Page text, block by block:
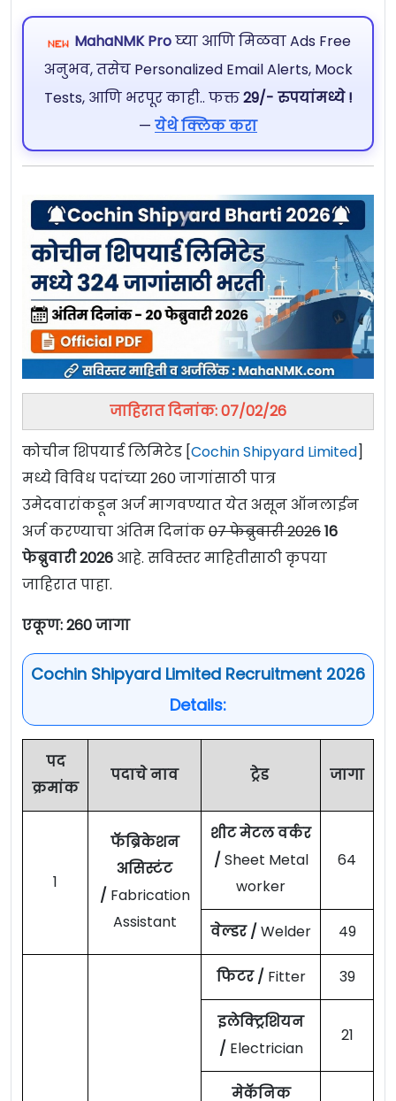
MahaNMK Proघ्या आणि मिळवा Ads Free
अनुभव, तसेच Personalized Email Alerts, Mock
Tests, आणि भरपूर काही.. फक्त29/- रुपयांमध्ये !
— येथे क्लिक करा
जाहिरात दिनांक: 07/02/26
कोचीन शिपयार्ड लिमिटेड [Cochin Shipyard Limited]
मध्ये विविध पदांच्या 260 जागांसाठी पात्र
उमेदवारांकडून अर्ज मागवण्यात येत असून ऑनलाईन
अर्ज करण्याचा अंतिम दिनांक07 फेब्रुवारी 202616
फेब्रुवारी 2026 आहे. सविस्तर माहितीसाठी कृपया
जाहिरात पाहा.
एकूण: 260 जागा
Cochin Shipyard Limited Recruitment 2026
Details:
पद
क्रमांक
पदाचे नाव ट्रेड जागा
1
फॅब्रिकेशन
असिस्टंट
/ Fabrication
Assistant
शीट मेटल वर्कर
/ Sheet Metal
worker
64
वेल्डर / Welder 49
फिटर / Fitter 39
इलेक्ट्रिशियन
/ Electrician
21
मेकॅनिक